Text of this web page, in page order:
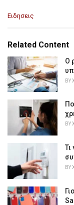
C
e
o
r
i
e
Ειδησεις
Related Content
Ο
BY
BY
Τι
BY